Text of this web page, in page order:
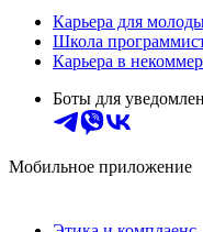
Карьера для
Школа
Карьера в
Боты для
Мобильное приложение